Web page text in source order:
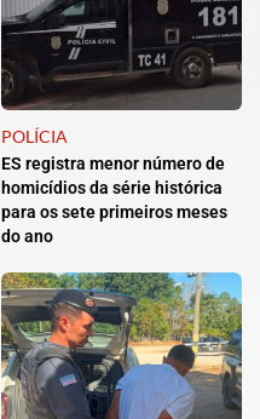
POLÍCIA
ES registra menor número de
homicídios da série histórica
para os sete primeiros meses
do ano